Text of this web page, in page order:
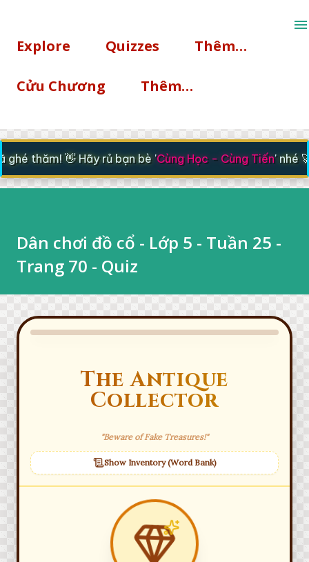
Explore Quizzes Thêm…
Cửu Chương Thêm…
thăm! 👋 Hãy rủ bạn bè 'Cùng Học - Cùng Tiến' nhé 🚀
Dân chơi đồ cổ - Lớp 5 - Tuần 25 -
Trang 70 - Quiz
The Antique
Collector
"Beware of Fake Treasures!"
Show Inventory (Word Bank)